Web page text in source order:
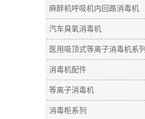
麻醉机呼吸机内回路消毒机
汽车臭氧消毒机
医用吸顶式等离子消毒机系列
消毒机配件
等离子消毒机
消毒柜系列